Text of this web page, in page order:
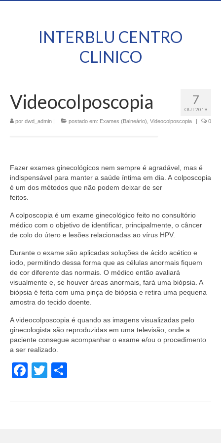
INTERBLU CENTRO
CLINICO
7
OUT 2019
Videocolposcopia
por dwd_admin | postado em: Exames (Balneário) Videocolposcopia | 0
Fazer exames ginecológicos nem sempre é agradável, mas é
indispensável para manter a saúde íntima em dia. A colposcopia
é um dos métodos que não podem deixar de ser
feitos.
A colposcopia é um exame ginecológico feito no consultório
médico com o objetivo de identificar, principalmente, o câncer
de colo do útero e lesões relacionadas ao vírus HPV.
Durante o exame são aplicadas soluções de ácido acético e
iodo, permitindo dessa forma que as células anormais fiquem
de cor diferente das normais. O médico então avaliará
visualmente e, se houver áreas anormais, fará uma biópsia. A
biópsia é feita com uma pinça de biópsia e retira uma pequena
amostra do tecido doente.
A videocolposcopia é quando as imagens visualizadas pelo
ginecologista são reproduzidas em uma televisão, onde a
paciente consegue acompanhar o exame e/ou o procedimento
a ser realizado.
Facebook
Twitter